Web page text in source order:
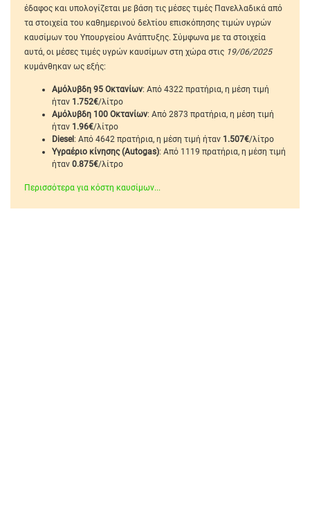
έδαφος και υπολογίζεται με βάση τις μέσες τιμές Πανελλαδικά από
τα στοιχεία του καθημερινού δελτίου επισκόπησης τιμών υγρών
καυσίμων του Υπουργείου Ανάπτυξης. Σύμφωνα με τα στοιχεία
αυτά, οι μέσες τιμές υγρών καυσίμων στη χώρα στις 19/06/2025
κυμάνθηκαν ως εξής:
Αμόλυβδη 95 Οκτανίων: Από 4322 πρατήρια, η μέση τιμή
ήταν 1.752€/λίτρο
Αμόλυβδη 100 Οκτανίων: Από 2873 πρατήρια, η μέση τιμή
ήταν 1.96€/λίτρο
Diesel: Από 4642 πρατήρια, η μέση τιμή ήταν 1.507€/λίτρο
Υγραέριο κίνησης (Autogas): Από 1119 πρατήρια, η μέση τιμή
ήταν 0.875€/λίτρο
Περισσότερα για κόστη καυσίμων...